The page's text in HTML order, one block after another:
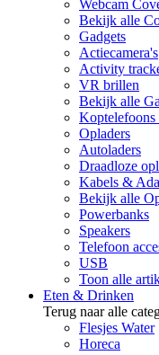
Webcam
Bekijk alle
Gadgets
Actiecamera's
Activity
VR brillen
Bekijk alle
Opladers
Autoladers
Draadloze
Kabels &
Bekijk alle
Powerbanks
Speakers
Telefoon
USB
Toon alle
Eten & Drinken
Terug naar alle
Flesjes Water
Horeca